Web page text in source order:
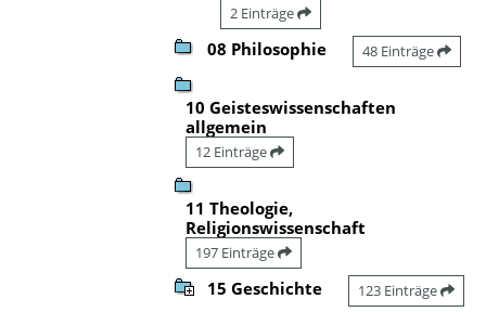
2 Einträge
08 Philosophie 48 Einträge
10 Geisteswissenschaften
allgemein
12 Einträge
11 Theologie,
Religionswissenschaft
197 Einträge
15 Geschichte 123 Einträge